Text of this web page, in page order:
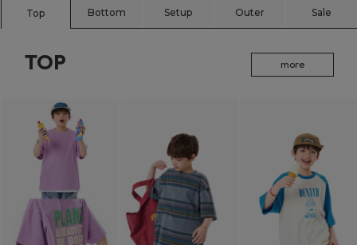
Top Bottom Setup Outer Sale
TOP more